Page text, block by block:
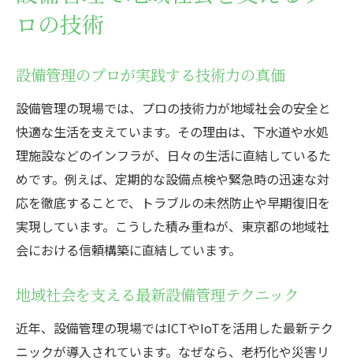
東京都で進む設備管理の次世代への継承
設備管理による地域と未来への貢献を考え
ロの技術
設備管理のプロが実践する技術力の真価
設備管理の現場では、プロの技術力が地域社会の安全と
快適な生活を支えています。その理由は、下水道や水処
理施設などのインフラが、日々の生活に直結しているた
めです。例えば、定期的な設備点検や緊急時の迅速な対
応を徹底することで、トラブルの未然防止や早期復旧を
実現しています。こうした積み重ねが、東京都の地域社
会における信頼構築に直結しています。
地域社会を支える最新設備管理テクニック
近年、設備管理の現場ではICTやIoTを活用した最新テク
ニックが導入されています。なぜなら、老朽化や災害リ